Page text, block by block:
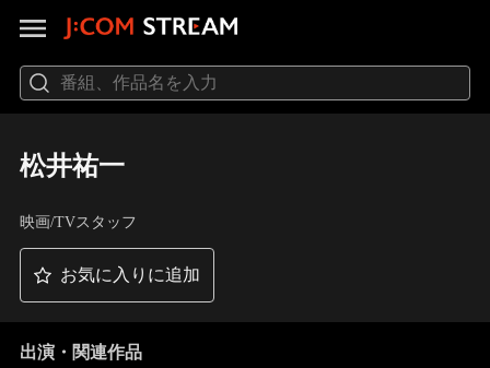
松井祐一
映画/TVスタッフ
お気に入りに追加
出演・関連作品